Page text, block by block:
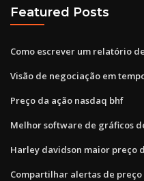
Featured Posts
Como escrever um relatório
Visão de negociação em
Preço da ação nasdaq bhf
Melhor software de gráficos
Harley davidson maior preço
Compartilhar alertas de preço